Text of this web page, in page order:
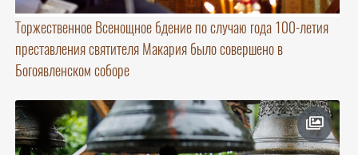
Торжественное Всенощное бдение по случаю года 100-летия
преставления святителя Макария было совершено в
Богоявленском соборе